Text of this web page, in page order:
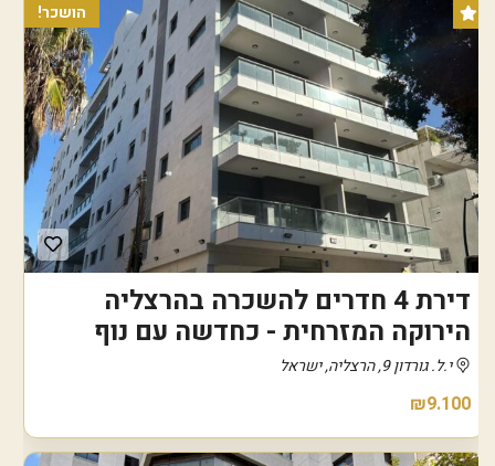
הושכר!
דירת 4 חדרים להשכרה בהרצליה
הירוקה המזרחית - כחדשה עם נוף
י.ל. גורדון 9, הרצליה, ישראל
₪9.100